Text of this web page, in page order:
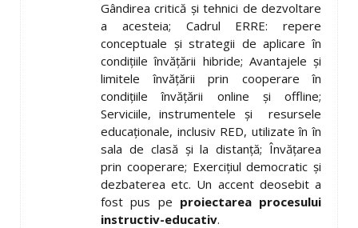
Gândirea critică și tehnici de dezvoltare
a acesteia; Cadrul ERRE: repere
conceptuale și strategii de aplicare în
condițiile învățării hibride; Avantajele și
limitele învățării prin cooperare în
condițiile învățării online și offline;
Serviciile, instrumentele și resursele
educaționale, inclusiv RED, utilizate în în
sala de clasă și la distanță; Învățarea
prin cooperare; Exercițiul democratic și
dezbaterea etc. Un accent deosebit a
fost pus pe proiectarea procesului
instructiv-educativ.